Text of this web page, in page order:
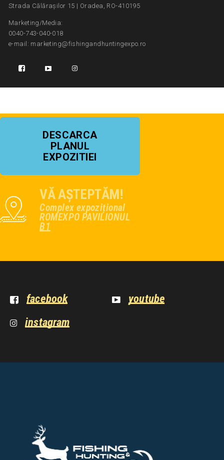
Strada Călărașilor 15 | Oradea, RO-410195
Marketing/Media:
0040-743-040-018
e-mail: marketing@fishingandhuntingexpo.ro
DESCARCA
PLANUL
EXPOZITIEI
VĂ AȘTEPTĂM!
Complex expozițional
ROMEXPO PAVILIONUL
B1
facebook
youtube
instagram